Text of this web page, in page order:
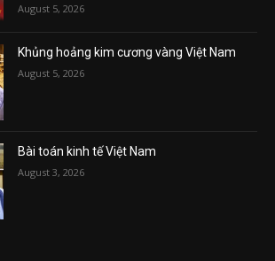
August 5, 2026
Khủng hoảng kim cương vàng Việt Nam
August 5, 2026
Bài toán kinh tế Việt Nam
August 3, 2026